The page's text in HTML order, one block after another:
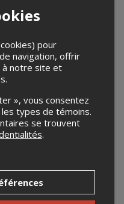
pour
navigation, offrir
à notre site et
», vous consentez
types de témoins.
se trouvent
.